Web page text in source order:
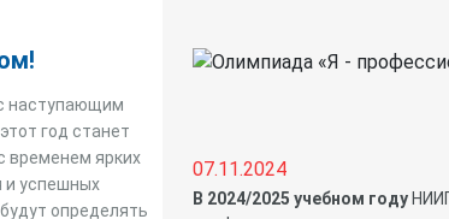
наступающим
год станет
временем ярких
и успешных
определять
07.11.2024
В 2024/2025 учебном году